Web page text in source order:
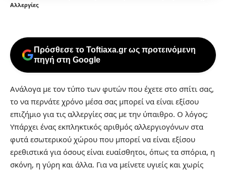
Αλλεργίες
Πρόσθεσε το Toftiaxa.gr ως προτεινόμενη
πηγή στη Google
Ανάλογα με τον τύπο των φυτών που έχετε στο σπίτι σας,
το να περνάτε χρόνο μέσα σας μπορεί να είναι εξίσου
επιζήμιο για τις αλλεργίες σας με την ύπαιθρο. Ο λόγος;
Υπάρχει ένας εκπληκτικός αριθμός αλλεργιογόνων στα
φυτά εσωτερικού χώρου που μπορεί να είναι εξίσου
ερεθιστικά για όσους είναι ευαίσθητοι, όπως τα σπόρια, η
σκόνη, η γύρη και άλλα. Για να μείνετε υγιείς και χωρίς